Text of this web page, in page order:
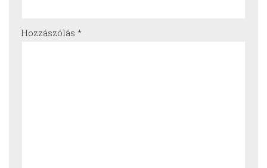
Hozzászólás *